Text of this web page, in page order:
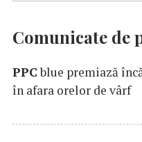
Comunicate de
PPCblue premiază
în afara orelor de vârf